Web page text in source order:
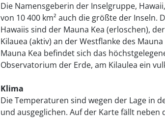
Die Namensgeberin der Inselgruppe,
von 10 400 km² auch die größte der Inseln.
Hawaiis sind der Mauna Kea (erloschen),
Kilauea (aktiv) an der Westflanke des
Mauna Kea befindet sich das
Observatorium der Erde, am Kilaulea ein
Klima
Die Temperaturen sind wegen der Lage in
und ausgeglichen. Auf der Karte fällt